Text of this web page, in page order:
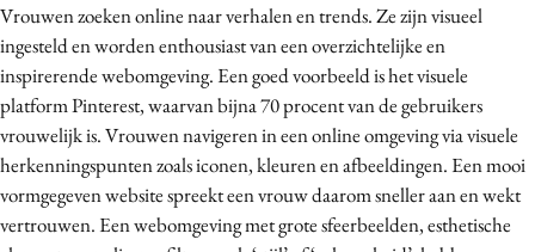
Vrouwen zoeken online naar verhalen en trends. Ze zijn visueel
ingesteld en worden enthousiast van een overzichtelijke en
inspirerende webomgeving. Een goed voorbeeld is het visuele
platform Pinterest, waarvan bijna 70 procent van de gebruikers
vrouwelijk is.Vrouwen navigeren in een online omgeving via visuele
herkenningspunten zoals iconen, kleuren en afbeeldingen. Een mooi
vormgegeven website spreekt een vrouw daarom sneller aan en wekt
vertrouwen. Een webomgeving met grote sfeerbeelden, esthetische